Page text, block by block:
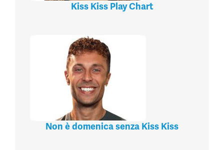
Kiss Kiss Play Chart
Non è domenica senza Kiss Kiss